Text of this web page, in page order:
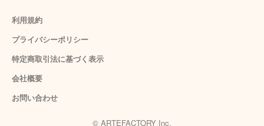
利用規約
プライバシーポリシー
特定商取引法に基づく表示
会社概要
お問い合わせ
© ARTEFACTORY Inc.